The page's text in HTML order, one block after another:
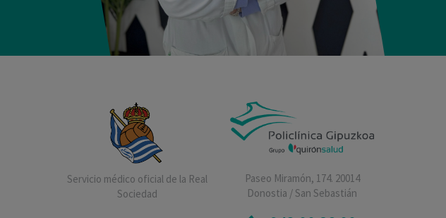
Servicio médico oficial de la Real
Sociedad
Paseo Miramón, 174. 20014
Donostia / San Sebastián